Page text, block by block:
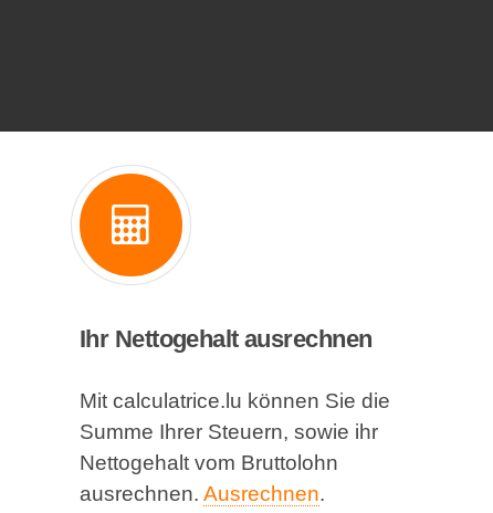
Ihr Nettogehalt ausrechnen
Mit calculatrice.lu können Sie die
Summe Ihrer Steuern, sowie ihr
Nettogehalt vom Bruttolohn
ausrechnen. Ausrechnen.